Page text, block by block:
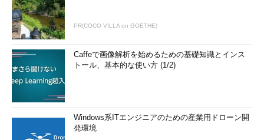
PR(COCO VILLA on GOETHE)
Caffeで画像解析を始めるための基礎知識とインス
トール、基本的な使い方 (1/2)
Windows系ITエンジニアのための産業用ドローン開
発環境